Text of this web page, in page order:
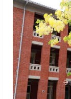
聯
南
區
八
校
原
資
中
心
以
歌
舞
與